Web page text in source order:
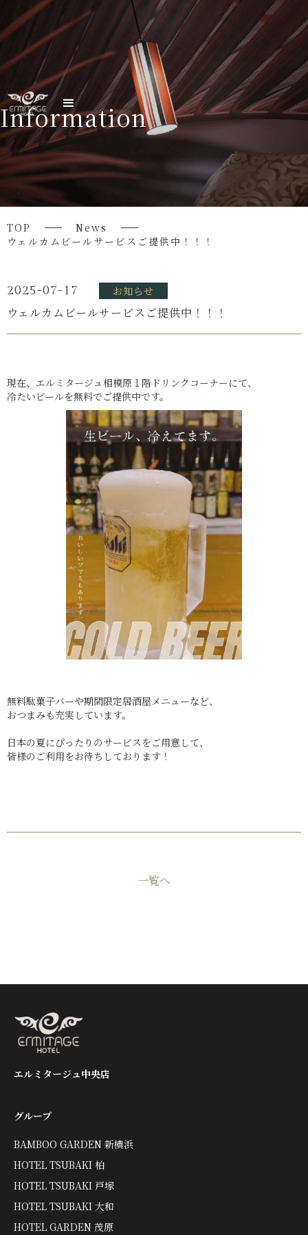
Information
TOP
News
ウェルカムビールサービスご提供中！！！
2025-07-17 お知らせ
ウェルカムビールサービスご提供中！！！
現在、エルミタージュ相模原１階ドリンクコーナーにて、
冷たいビールを無料でご提供中です。
無料駄菓子バーや期間限定居酒屋メニューなど、
おつまみも充実しています。
日本の夏にぴったりのサービスをご用意して、
皆様のご利用をお待ちしております！
一覧へ
エルミタージュ中央店
グループ
BAMBOO GARDEN 新横浜
HOTEL TSUBAKI 柏
HOTEL TSUBAKI 戸塚
HOTEL TSUBAKI 大和
HOTEL GARDEN 茂原